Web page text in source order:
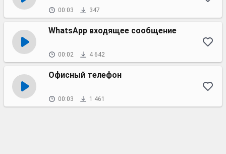
00:03 347
WhatsApp входящее сообщение
00:02 4 642
Офисный телефон
00:03 1 461